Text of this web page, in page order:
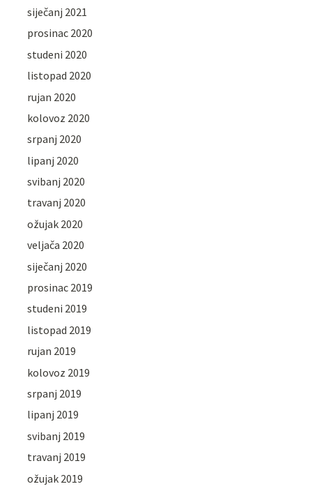
siječanj 2021
prosinac 2020
studeni 2020
listopad 2020
rujan 2020
kolovoz 2020
srpanj 2020
lipanj 2020
svibanj 2020
travanj 2020
ožujak 2020
veljača 2020
siječanj 2020
prosinac 2019
studeni 2019
listopad 2019
rujan 2019
kolovoz 2019
srpanj 2019
lipanj 2019
svibanj 2019
travanj 2019
ožujak 2019